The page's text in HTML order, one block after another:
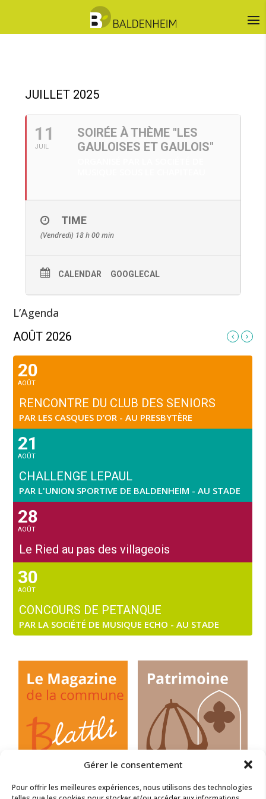
Gérer le consentement
Pour offrir les meilleures expériences, nous utilisons des technologies
JUILLET 2025
11
JUIL
SOIRÉE À THÈME "LES
GAULOISES ET GAULOIS"
TIME
(Vendredi) 18 h 00 min
CALENDAR GOOGLECAL
L’Agenda
AOÛT 2026
20
AOÛT
RENCONTRE DU CLUB DES SENIORS
PAR LES CASQUES D’OR - AU PRESBYTÈRE
21
AOÛT
CHALLENGE LEPAUL
PAR L'UNION SPORTIVE DE BALDENHEIM - AU STADE
28
AOÛT
Le Ried au pas des villageois
30
AOÛT
CONCOURS DE PETANQUE
PAR LA SOCIÉTÉ DE MUSIQUE ECHO - AU STADE